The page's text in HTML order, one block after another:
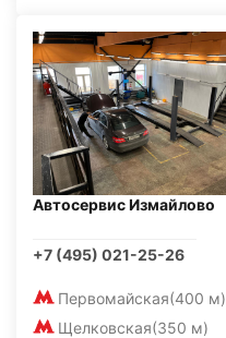
Автосервис Измайлово
+7 (495) 021-25-26
Первомайская(400 м)
Щелковская(350 м)